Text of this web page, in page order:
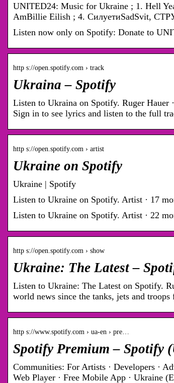
UNITED24: Music for Ukraine ; 1. Hell
AmBillie Eilish ; 4. СилуетиSadSvit,
Listen now only on Spotify: Donate to
http s://open.spotify.com › track
Ukraina – Spotify
Listen to Ukraina on Spotify. Ruger Hauer
Sign in to see lyrics and listen to the full
http s://open.spotify.com › artist
Ukraine on Spotify
Ukraine | Spotify
Listen to Ukraine on Spotify. Artist · 17
Listen to Ukraine on Spotify. Artist · 22
http s://open.spotify.com › show
Ukraine: The Latest –
Listen to Ukraine: The Latest on Spotify.
world news since the tanks, jets and
http s://www.spotify.com › ua-en › pre…
Spotify Premium – Spotify
Communities: For Artists · Developers ·
Web Player · Free Mobile App · Ukraine